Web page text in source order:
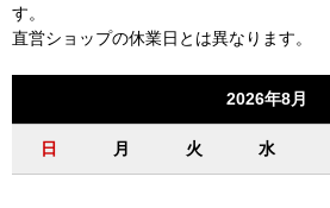
す。
直営ショップの休業日とは異なります。
2026年8月
日 月 火 水